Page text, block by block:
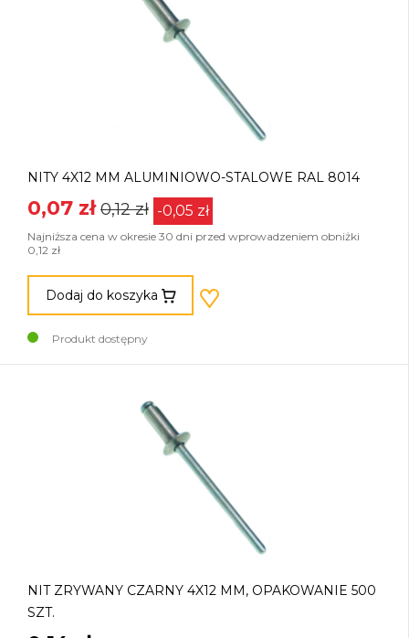
NITY 4X12 MM ALUMINIOWO-STALOWE RAL 8014
0,07 zł 0,12 zł -0,05 zł
Najniższa cena w okresie 30 dni przed wprowadzeniem obniżki
0,12 zł
Dodaj do koszyka
Produkt dostępny
NIT ZRYWANY CZARNY 4X12 MM, OPAKOWANIE 500
SZT.